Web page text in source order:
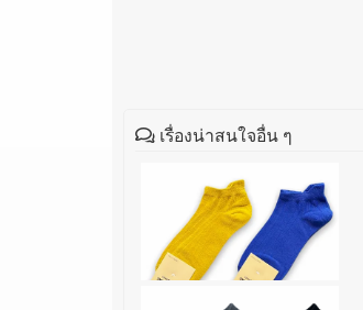
เรื่องน่าสนใจอื่น ๆ